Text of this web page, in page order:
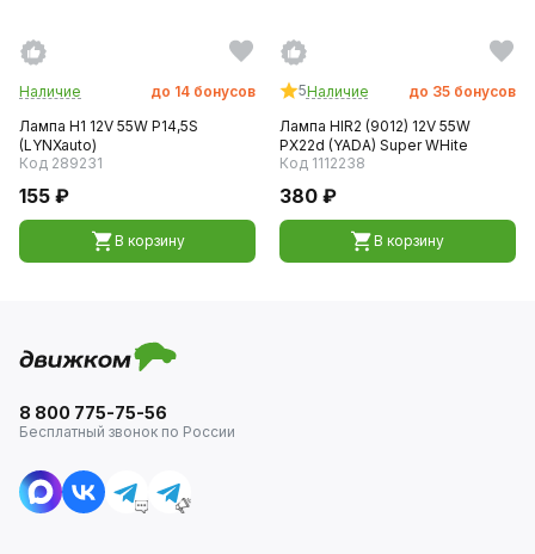
Наличие до 14 бонусов
Лампа H1 12V 55W P14,5S
(LYNXauto)
Код 289231
155 ₽
В корзину
5Наличие до 35 бонусов
Лампа HIR2 (9012) 12V 55W
PX22d (YADA) Super WНite
Код 1112238
380 ₽
В корзину
8 800 775-75-56
Бесплатный звонок по России